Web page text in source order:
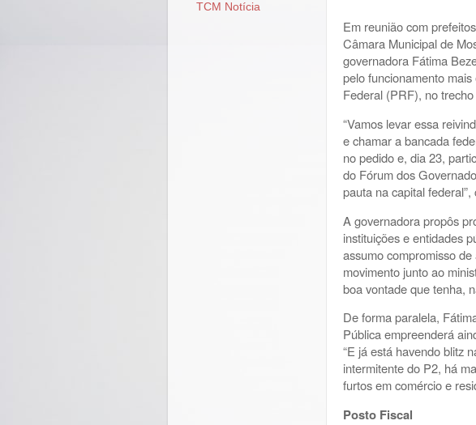
Em reunião com
Câmara Municipal de
governadora Fátima
pelo funcionamento
Federal (PRF), no
“Vamos levar essa
e chamar a bancada
no pedido e, dia 23,
do Fórum dos
pauta na capital
A governadora propôs
instituições e entidades
assumo compromisso
movimento junto ao
boa vontade que tenha,
De forma paralela,
Pública empreenderá
“E já está havendo blitz
intermitente do P2, há
furtos em comércio e
Posto Fiscal
TCM Notícia